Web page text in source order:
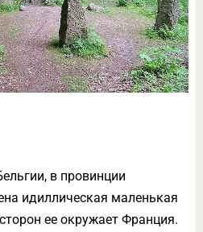
в провинции
идиллическая маленькая
ее окружает Франция.